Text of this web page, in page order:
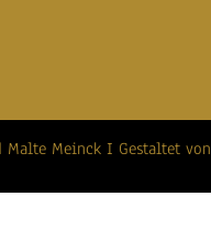
Malte Meinck I Gestaltet von